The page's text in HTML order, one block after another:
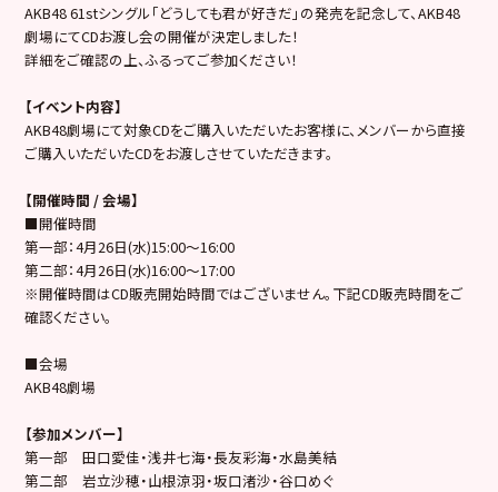
AKB48 61stシングル「どうしても君が好きだ」の発売を記念して、AKB48
劇場にてCDお渡し会の開催が決定しました！
詳細をご確認の上、ふるってご参加ください！
【イベント内容】
AKB48劇場にて対象CDをご購入いただいたお客様に、メンバーから直接
ご購入いただいたCDをお渡しさせていただきます。
【開催時間 / 会場】
■開催時間
第一部：4月26日(水)15:00～16:00
第二部：4月26日(水)16:00～17:00
※開催時間はCD販売開始時間ではございません。下記CD販売時間をご
確認ください。
■会場
AKB48劇場
【参加メンバー】
第一部 田口愛佳・浅井七海・長友彩海・水島美結
第二部 岩立沙穂・山根涼羽・坂口渚沙・谷口めぐ